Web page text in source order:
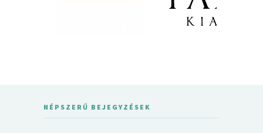
NÉPSZERŰ BEJEGYZÉSEK